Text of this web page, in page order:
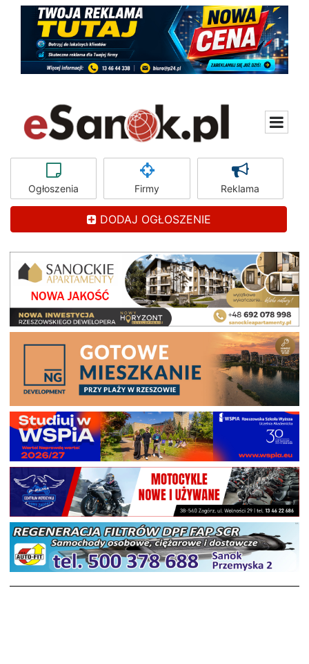
Ogłoszenia Firmy Reklama
DODAJ OGŁOSZENIE